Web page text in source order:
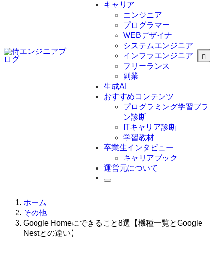
C言語
C#
VBA
Go言語
Kotlin
Java
JavaScript
Swift
Ruby
キャリア
エンジニア
プログラマー
WEBデザイナー
システムエンジニア
インフラエンジニア
フリーランス
副業
生成AI
おすすめコンテンツ
プログラミング学習プラ
ン診断
ITキャリア診断
学習教材
卒業生インタビュー
キャリアブック
運営元について
ホーム
その他
Google Homeにできること8選【機種一覧とGoogle
Nestとの違い】